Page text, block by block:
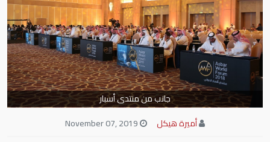
جانب من منتدى أسبار
أميرة هيكل